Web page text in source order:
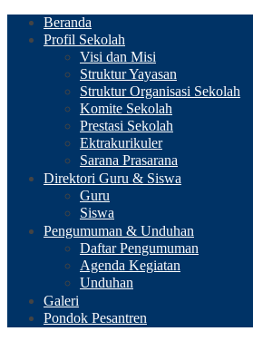
Beranda
Profil Sekolah
Visi dan Misi
Struktur Yayasan
Struktur Organisasi Sekolah
Komite Sekolah
Prestasi Sekolah
Ektrakurikuler
Sarana Prasarana
Direktori Guru & Siswa
Guru
Siswa
Pengumuman & Unduhan
Daftar Pengumuman
Agenda Kegiatan
Unduhan
Galeri
Pondok Pesantren